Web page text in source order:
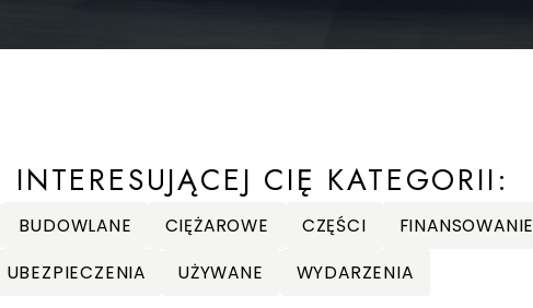
CIĘ KATEGORII:
BUDOWLANE CIĘŻAROWE CZĘŚCI FINANSOWANIE
UBEZPIECZENIA UŻYWANE WYDARZENIA